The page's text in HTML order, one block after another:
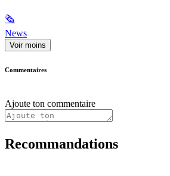
🗞
News
Voir moins
Commentaires
Ajoute ton commentaire
Recommandations